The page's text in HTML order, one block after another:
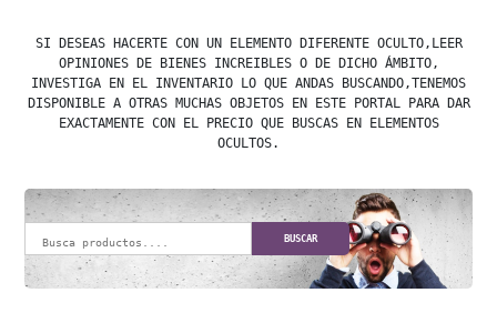
SI DESEAS HACERTE CON UN ELEMENTO DIFERENTE OCULTO,LEER
OPINIONES DE BIENES INCREIBLES O DE DICHO ÁMBITO,
INVESTIGA EN EL INVENTARIO LO QUE ANDAS BUSCANDO,TENEMOS
DISPONIBLE A OTRAS MUCHAS OBJETOS EN ESTE PORTAL PARA DAR
EXACTAMENTE CON EL PRECIO QUE BUSCAS EN ELEMENTOS
OCULTOS.
BUSCAR